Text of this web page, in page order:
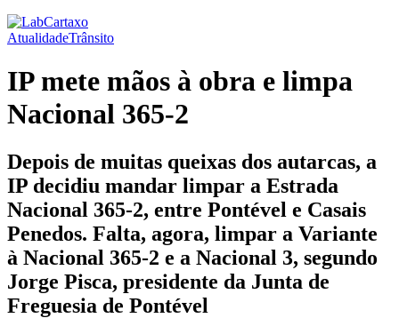
AtualidadeTrânsito
IP mete mãos à obra e limpa
Nacional 365-2
Depois de muitas queixas dos autarcas, a
IP decidiu mandar limpar a Estrada
Nacional 365-2, entre Pontével e Casais
Penedos. Falta, agora, limpar a Variante
à Nacional 365-2 e a Nacional 3, segundo
Jorge Pisca, presidente da Junta de
Freguesia de Pontével